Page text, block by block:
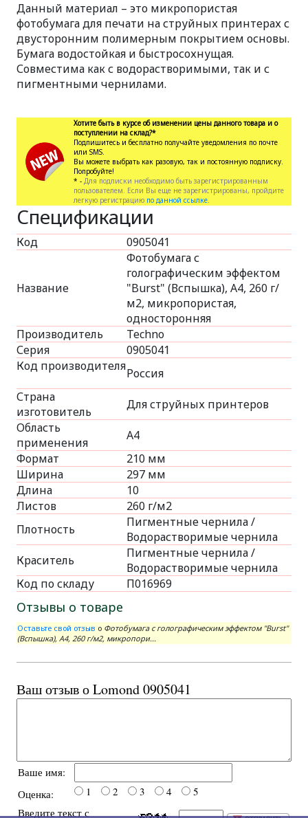
Данный материал – это микропористая
фотобумага для печати на струйных принтерах с
двусторонним полимерным покрытием основы.
Бумага водостойкая и быстросохнущая.
Совместима как с водорастворимыми, так и с
пигментными чернилами.
Хотите быть в курсе об изменении цены данного товара и о
поступлении на склад?*
Подпишитесь и бесплатно получайте уведомления по почте
или SMS.
Вы можете выбрать как разовую, так и постоянную подписку.
Попробуйте!
* - Для подписки необходимо быть зарегистрированным
пользователем. Если Вы еще не зарегистрированы, пройдите
легкую регистрацию по данной ссылке.
Спецификации
Код 0905041
Название
Фотобумага с
голографическим эффектом
"Burst" (Вспышка), А4, 260 г/
м2, микропористая,
односторонняя
Производитель
Techno
Серия
0905041
Код производителяРоссия
Страна
изготовитель
Для струйных принтеров
Область
применения
A4
Формат
210 мм
Ширина
297 мм
Длина
10
Листов
260 г/м2
Плотность
Пигментные чернила /
Водорастворимые чернила
Краситель
Пигментные чернила /
Водорастворимые чернила
Код по складу
П016969
Отзывы о товаре
Оставьте свой отзыв о Фотобумага с голографическим эффектом "Burst"
(Вспышка), А4, 260 г/м2, микропори...
Ваш отзыв о Lomond 0905041
Ваше имя:
Оценка:
1 2 3 4
5
Введите текст с